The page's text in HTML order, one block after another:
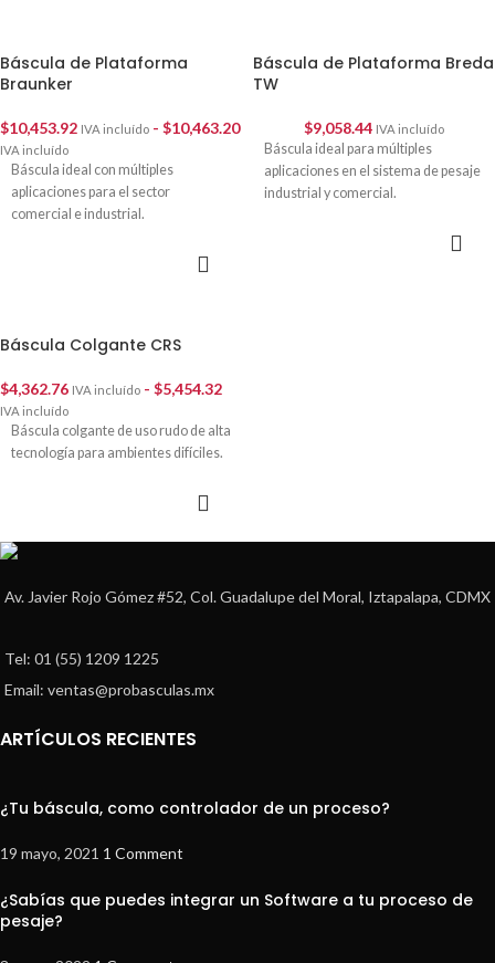
Báscula de Plataforma
Braunker
$10,453.92 IVA incluído - $10,463.20
IVA incluído
Báscula ideal con múltiples
aplicaciones para el sector
comercial e industrial.
Báscula de Plataforma Breda
TW
$9,058.44 IVA incluído
Báscula ideal para múltiples
aplicaciones en el sistema de pesaje
industrial y comercial.
Báscula Colgante CRS
$4,362.76 IVA incluído - $5,454.32
IVA incluído
Báscula colgante de uso rudo de alta
tecnología para ambientes difíciles.
Av. Javier Rojo Gómez #52, Col. Guadalupe del Moral, Iztapalapa, CDMX
Tel: 01 (55) 1209 1225
Email: ventas@probasculas.mx
ARTÍCULOS RECIENTES
¿Tu báscula, como controlador de un proceso?
19 mayo, 2021 1 Comment
¿Sabías que puedes integrar un Software a tu proceso de
pesaje?